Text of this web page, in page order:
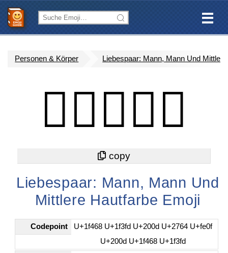
Personen & Körper Liebespaar: Mann, Mann Und
👨🏽‍❤️‍👨🏽
Liebespaar: Mann, Mann Und
Mittlere Hautfarbe Emoji
Codepoint
U+1f468 U+1f3fd U+200d U+2764 U+fe0f
U+200d U+1f468 U+1f3fd